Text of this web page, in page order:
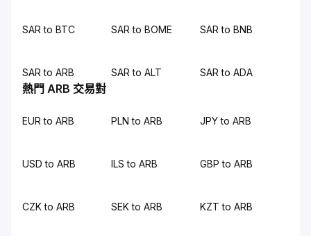
SAR to BTC SAR to BOME SAR to BNB
SAR to ARB SAR to ALT SAR to ADA
熱門 ARB 交易對
EUR to ARB PLN to ARB JPY to ARB
USD to ARB ILS to ARB GBP to ARB
CZK to ARB SEK to ARB KZT to ARB